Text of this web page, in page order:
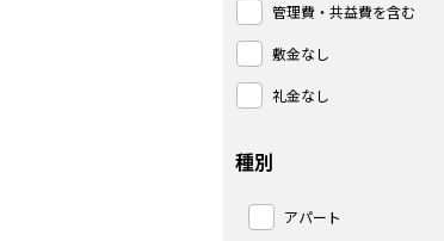
管理費・共益費を含む
敷金なし
礼金なし
種別
アパート